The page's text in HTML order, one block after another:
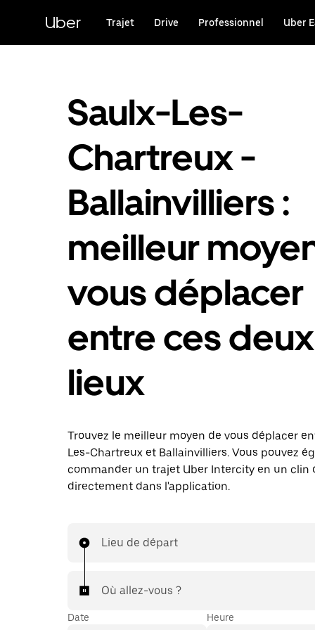
principal
Uber Trajet Drive Professionnel Uber
Saulx-Les-
Chartreux -
Ballainvilliers :
meilleur
vous déplacer
entre ces deux
lieux
Trouvez le meilleur moyen de vous déplacer
Les-Chartreux et Ballainvilliers. Vous pouvez
commander un trajet Uber Intercity en un clin
directement dans l'application.
Lieu de départ
Où allez-vous ?
Date Heure